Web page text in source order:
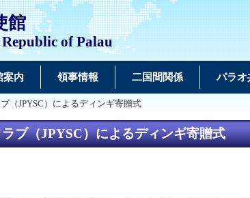
館
of Palau
案内 領事情報 二国間関係 パラオ
（JPYSC）によるディンギ寄贈式
ブ（JPYSC）によるディンギ寄贈式